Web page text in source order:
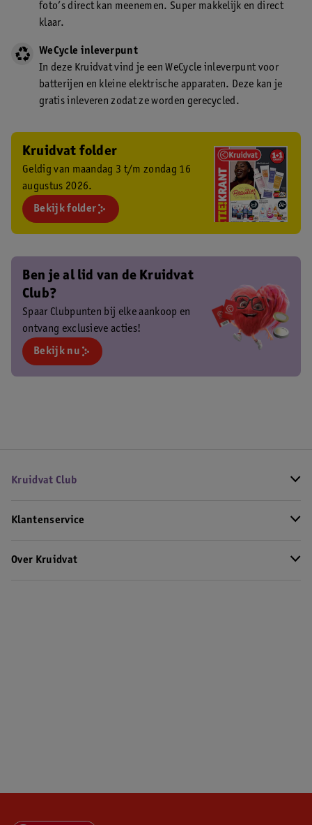
foto’s direct kan meenemen. Super makkelijk en direct
klaar.
WeCycle inleverpunt
In deze Kruidvat vind je een WeCycle inleverpunt voor
batterijen en kleine elektrische apparaten. Deze kan je
gratis inleveren zodat ze worden gerecycled.
Kruidvat folder
Geldig van maandag 3 t/m zondag 16
augustus 2026.
Bekijk folder
Ben je al lid van de Kruidvat
Club?
Spaar Clubpunten bij elke aankoop en
ontvang exclusieve acties!
Bekijk nu
Kruidvat Club
Klantenservice
Over Kruidvat